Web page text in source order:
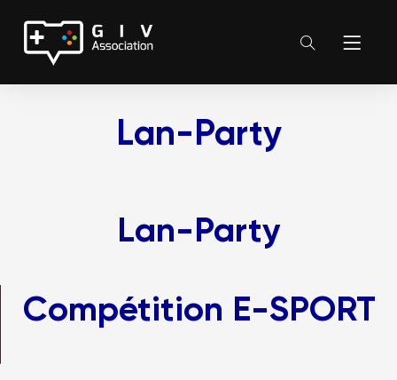
Lan-Party
Lan-Party
Compétition E-SPORT